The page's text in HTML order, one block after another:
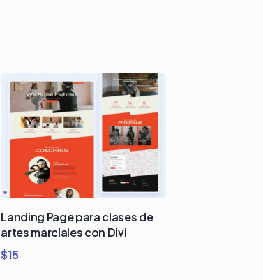
Landing Page para clases de
artes marciales con Divi
$15